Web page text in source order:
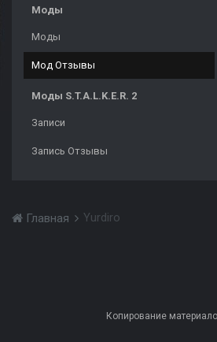
Моды
Моды
Мод Отзывы
Моды S.T.A.L.K.E.R. 2
Записи
Запись Отзывы
Главная Yurdiro
Копирование